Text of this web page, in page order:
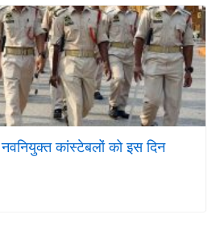
कांस्टेबलों को इस दिन